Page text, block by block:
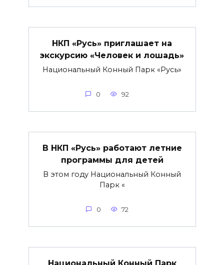
НКП «Русь» приглашает на
экскурсию «Человек и лошадь»
Национальный Конный Парк «Русь»
0 92
В НКП «Русь» работают летние
программы для детей
В этом году Национальный Конный
Парк «
0 72